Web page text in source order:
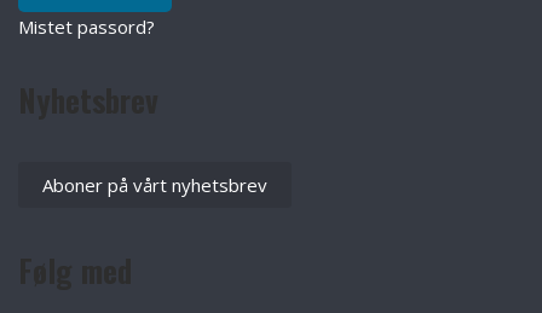
Mistet passord?
Aboner på vårt nyhetsbrev